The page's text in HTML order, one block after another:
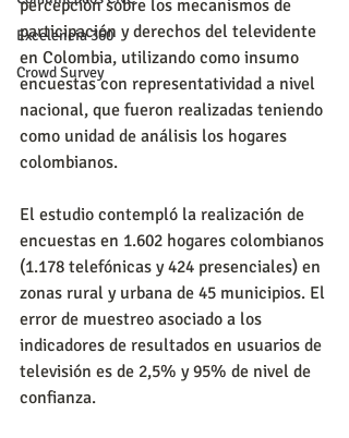
Excelencia 360
Crowd Survey
percepción sobre los mecanismos de
participación y derechos del televidente
en Colombia, utilizando como insumo
encuestas con representatividad a nivel
nacional, que fueron realizadas teniendo
como unidad de análisis los hogares
colombianos.
El estudio contempló la realización de
encuestas en 1.602 hogares colombianos
(1.178 telefónicas y 424 presenciales) en
zonas rural y urbana de 45 municipios. El
error de muestreo asociado a los
indicadores de resultados en usuarios de
televisión es de 2,5% y 95% de nivel de
confianza.